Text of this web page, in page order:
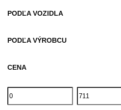
PODĽA VOZIDLA
PODĽA VÝROBCU
CENA